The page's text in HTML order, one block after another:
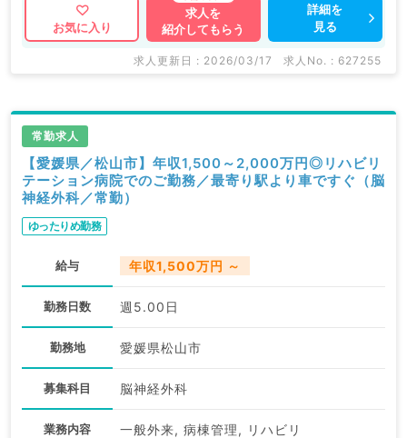
マイナビDOCTORでは病院やクリニックなどの医療機
関求人はもちろんのこと、
掲載情報以外にも産業医等の企業系求人も多数扱ってい
求人内容の詳細等はお気軽にお問合せ下さい。
お気に入り
求人を
紹介してもらう
詳細を
見る
求人更新日 : 2026/03/17 求人No. : 627255
常勤求人
【愛媛県／松山市】年収1,500～2,000万円◎リハビリ
テーション病院でのご勤務／最寄り駅より車ですぐ（脳
神経外科／常勤）
ゆったりめ勤務
給与 年収1,500万円 ～
勤務日数 週5.00日
勤務地 愛媛県松山市
募集科目 脳神経外科
業務内容 一般外来, 病棟管理, リハビリ